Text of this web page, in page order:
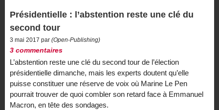
Présidentielle : l’abstention reste une clé du
second tour
3 mai 2017 par (Open-Publishing)
3 commentaires
L’abstention reste une clé du second tour de l’élection
présidentielle dimanche, mais les experts doutent qu’elle
puisse constituer une réserve de voix où Marine Le Pen
pourrait trouver de quoi combler son retard face à Emmanuel
Macron, en tête des sondages.